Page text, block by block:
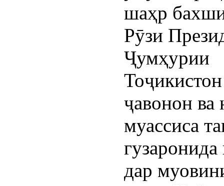
шаҳр
Рӯзи
Ҷумҳурии
ҷавонон ва
муассиса
дар